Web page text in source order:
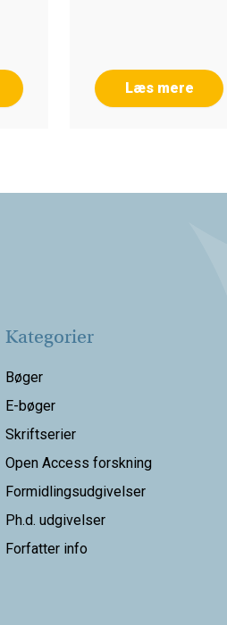
Læs mere
Kategorier
Bøger
E-bøger
Skriftserier
Open Access forskning
Formidlingsudgivelser
Ph.d. udgivelser
Forfatter info